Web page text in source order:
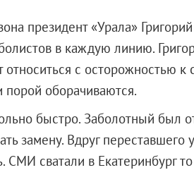
президент «Урала»
в каждую линию.
с осторожностью к
оборачиваются.
быстро. Заболотный был
замену. Вдруг переставшего
СМИ сватали в Екатеринбург